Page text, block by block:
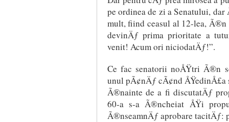
pe ordinea de zi a Senatului,
mult, fiind ceasul al 12-lea,
devinÄƒ prima prioritate a
venit! Acum ori niciodatÄƒ!”.
Ce fac senatorii noÅŸtri Ã®n
unul pÃ¢nÄƒ cÃ¢nd
Ã®nainte de a fi discutatÄƒ
60-a s-a Ã®ncheiat ÅŸi
Ã®nseamnÄƒ aprobare tacitÄƒ: